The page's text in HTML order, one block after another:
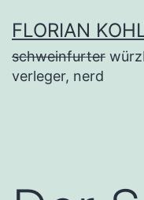
Inhalt
springen
FLORIAN
schweinfurter
verleger, nerd